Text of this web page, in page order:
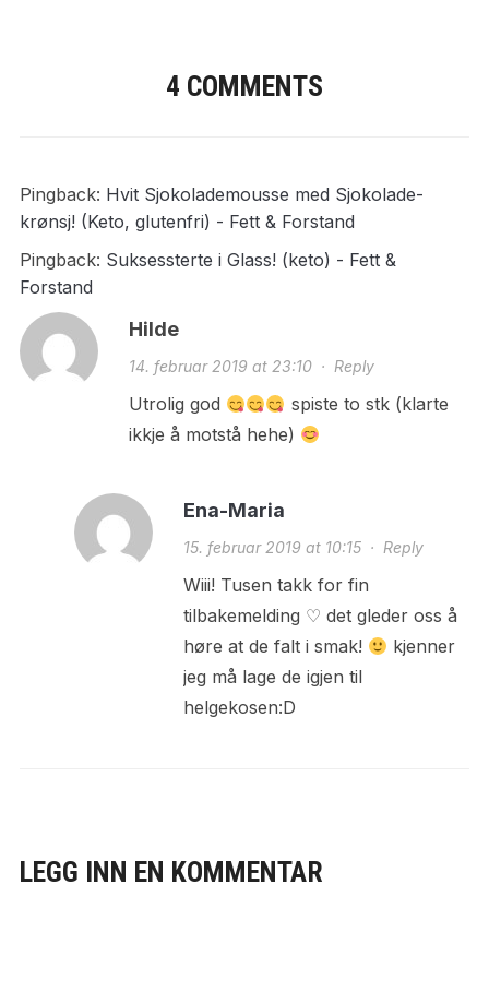
4 COMMENTS
Pingback: Hvit Sjokolademousse med Sjokolade-
krønsj! (Keto, glutenfri) - Fett & Forstand
Pingback: Suksessterte i Glass! (keto) - Fett &
Forstand
Hilde
14. februar 2019 at 23:10· Reply
Utrolig god
spiste to stk (klarte
ikkje å motstå hehe)
Ena-Maria
15. februar 2019 at 10:15· Reply
Wiii! Tusen takk for fin
tilbakemelding ♡ det gleder oss å
høre at de falt i smak!
kjenner
jeg må lage de igjen til
helgekosen:D
LEGG INN EN KOMMENTAR